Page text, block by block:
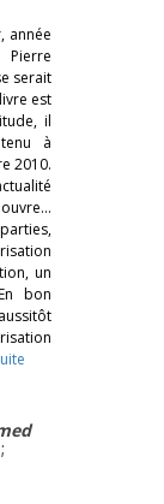
année
serait
est
il
à
2010.
un
bon
;